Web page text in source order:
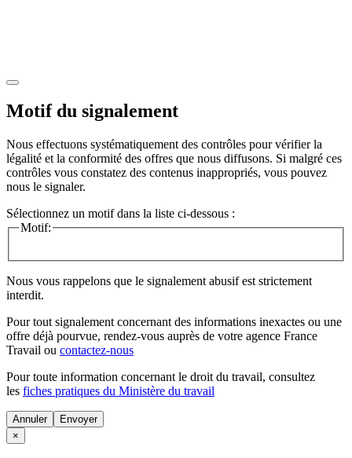
Motif du signalement
Nous effectuons systématiquement des contrôles pour vérifier la
légalité et la conformité des offres que nous diffusons. Si malgré ces
contrôles vous constatez des contenus inappropriés, vous pouvez
nous le signaler.
Sélectionnez un motif dans la liste ci-dessous :
Motif:
Nous vous rappelons que le signalement abusif est strictement
interdit.
Pour tout signalement concernant des informations inexactes ou une
offre déjà pourvue, rendez-vous auprès de votre agence France
Travail ou contactez-nous
Pour toute information concernant le droit du travail, consultez
les fiches pratiques du Ministère du travail
Annuler
×